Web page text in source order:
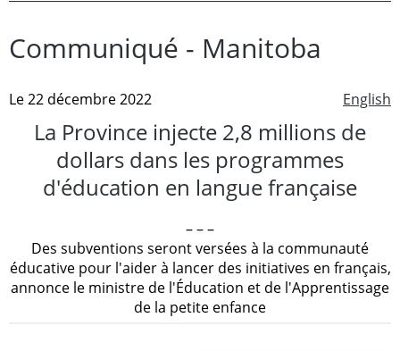
Communiqué - Manitoba
English
Le 22 décembre 2022
La Province injecte 2,8 millions de
dollars dans les programmes
d'éducation en langue française
– – –
Des subventions seront versées à la communauté
éducative pour l'aider à lancer des initiatives en français,
annonce le ministre de l'Éducation et de l'Apprentissage
de la petite enfance